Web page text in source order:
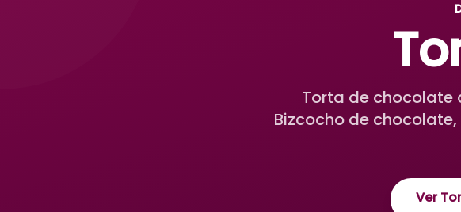
Torta de chocolate
Bizcocho de
Ver